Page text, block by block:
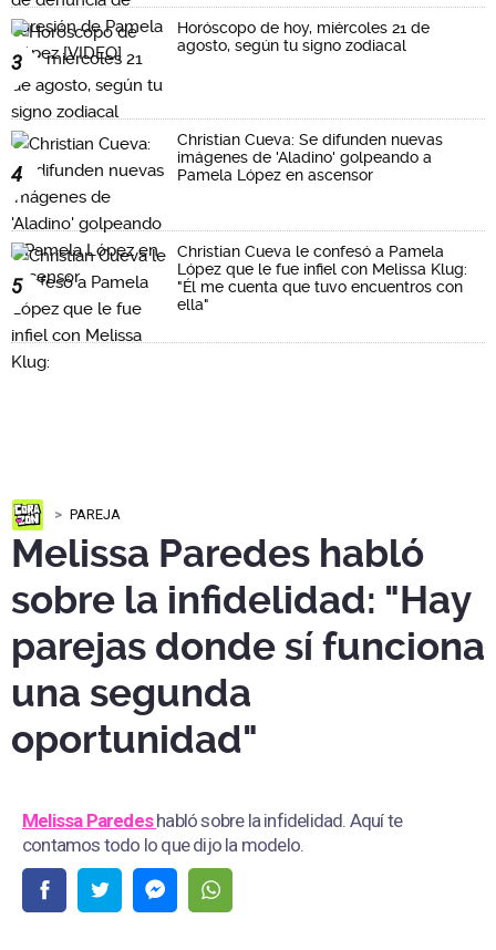
3
Horóscopo de hoy, miércoles 21 de
agosto, según tu signo zodiacal
4
Christian Cueva: Se difunden nuevas
imágenes de 'Aladino' golpeando a
Pamela López en ascensor
5
Christian Cueva le confesó a Pamela
López que le fue infiel con Melissa Klug:
"Él me cuenta que tuvo encuentros con
ella"
PAREJA
Melissa Paredes habló
sobre la infidelidad: "Hay
parejas donde sí funciona
una segunda
oportunidad"
Melissa Paredeshabló sobre la infidelidad. Aquí te
contamos todo lo que dijo la modelo.